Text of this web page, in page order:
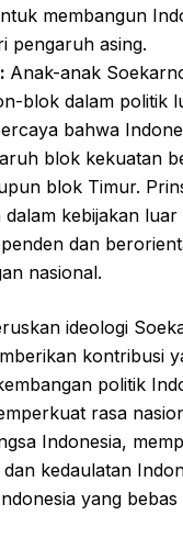
membangun
pengaruh asing.
Anak-anak
blok dalam politik
bahwa
blok kekuatan
blok Timur.
kebijakan
dan
nasional.
ideologi
kontribusi
politik
rasa
Indonesia,
kedaulatan
yang bebas